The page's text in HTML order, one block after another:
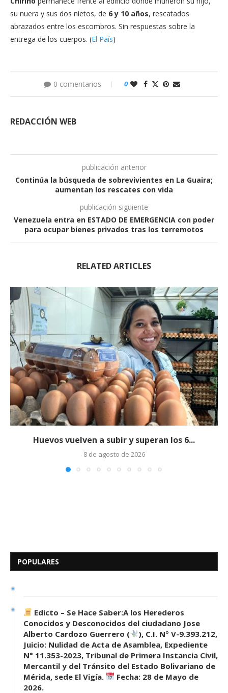
su nuera y sus dos nietos, de 6 y 10 años, rescatados
abrazados entre los escombros. Sin respuestas sobre la
entrega de los cuerpos. (El País)
0 comentarios 0
REDACCIÓN WEB
publicación anterior
Continúa la búsqueda de sobrevivientes en La Guaira;
aumentan los rescates con vida
publicación siguiente
Venezuela entra en ESTADO DE EMERGENCIA con poder
para ocupar bienes privados tras los terremotos
RELATED ARTICLES
Huevos vuelven a subir y superan los 6...
8 de agosto de 2026
POPULARESDesconocidos del...
Edicto – Se Hace Saber:A los Herederos
Conocidos y Desconocidos del ciudadano Jose
Alberto Cardozo Guerrero (
), C.I. N° V-9.393.212,
Juicio: Nulidad de Acta de Asamblea, Expediente
N° 11.353-2023, Tribunal de Primera Instancia Civil,
Mercantil y del Tránsito del Estado Bolivariano de
Mérida, sede El Vigía.
Fecha: 28 de Mayo de
2026.